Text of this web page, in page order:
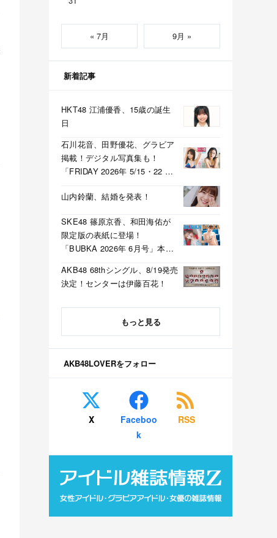
« 7月 9月 »
新着記事
HKT48 江浦優香、15歳の誕生
日
石川花音、田野優花、グラビア
掲載！デジタル写真集も！
「FRIDAY 2026年 5/15・22 合
山内鈴蘭、結婚を発表！
SKE48 篠原京香、和田海佑が
限定版の表紙に登場！
「BUBKA 2026年 6月号」本日
AKB48 68thシングル、8/19発売
決定！センターは伊藤百花！
もっと見る
AKB48LOVERをフォロー
X
Faceboo
k
RSS